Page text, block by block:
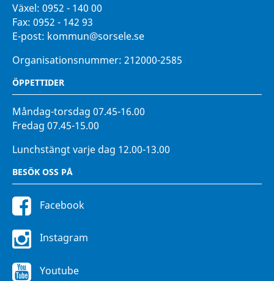
Växel: 0952 - 140 00
Fax: 0952 - 142 93
E-post: kommun@sorsele.se
Organisationsnummer: 212000-2585
ÖPPETTIDER
Måndag-torsdag 07.45-16.00
Fredag 07.45-15.00
Lunchstängt varje dag 12.00-13.00
BESÖK OSS PÅ
Facebook
Instagram
Youtube